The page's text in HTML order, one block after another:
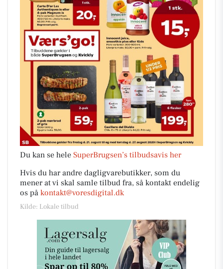
Du kan se hele SuperBrugsen’s tilbudsavis her
Hvis du har andre dagligvarebutikker, som du
mener at vi skal samle tilbud fra, så kontakt endelig
os på kontakt@voresdigital.dk
Kilde: Lokale tilbud